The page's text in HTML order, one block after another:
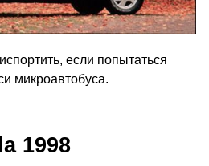
если попытаться
микроавтобуса.
1998